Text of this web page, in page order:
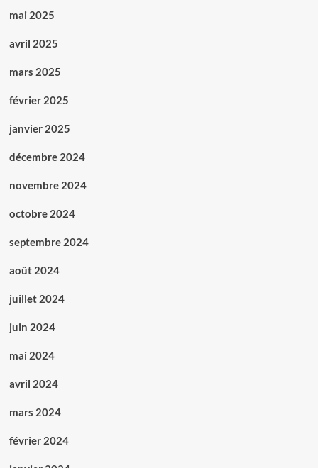
mai 2025
avril 2025
mars 2025
février 2025
janvier 2025
décembre 2024
novembre 2024
octobre 2024
septembre 2024
août 2024
juillet 2024
juin 2024
mai 2024
avril 2024
mars 2024
février 2024